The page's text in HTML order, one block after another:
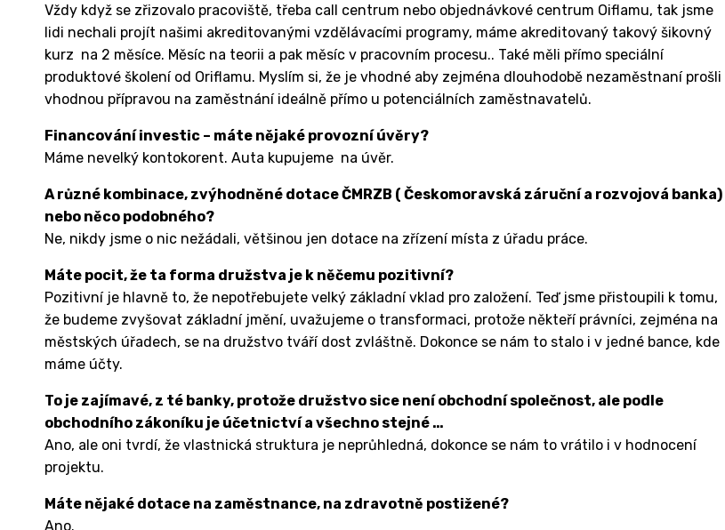
Vždy když se zřizovalo pracoviště, třeba call centrum nebo objednávkové centrum Oiflamu, tak jsme
lidi nechali projít našimi akreditovanými vzdělávacími programy, máme akreditovaný takový šikovný
kurz na 2 měsíce. Měsíc na teorii a pak měsíc v pracovním procesu.. Také měli přímo speciální
produktové školení od Oriflamu. Myslím si, že je vhodné aby zejména dlouhodobě nezaměstnaní prošli
vhodnou přípravou na zaměstnání ideálně přímo u potenciálních zaměstnavatelů.
Financování investic – máte nějaké provozní úvěry?
Máme nevelký kontokorent. Auta kupujeme na úvěr.
A různé kombinace, zvýhodněné dotace ČMRZB ( Českomoravská záruční a rozvojová banka)
nebo něco podobného?
Ne, nikdy jsme o nic nežádali, většinou jen dotace na zřízení místa z úřadu práce.
Máte pocit, že ta forma družstva je k něčemu pozitivní?
Pozitivní je hlavně to, že nepotřebujete velký základní vklad pro založení. Teď jsme přistoupili k tomu,
že budeme zvyšovat základní jmění, uvažujeme o transformaci, protože někteří právníci, zejména na
městských úřadech, se na družstvo tváří dost zvláštně. Dokonce se nám to stalo i v jedné bance, kde
máme účty.
To je zajímavé, z té banky, protože družstvo sice není obchodní společnost, ale podle
obchodního zákoníku je účetnictví a všechno stejné …
Ano, ale oni tvrdí, že vlastnická struktura je neprůhledná, dokonce se nám to vrátilo i v hodnocení
projektu.
Máte nějaké dotace na zaměstnance, na zdravotně postižené?
Ano.